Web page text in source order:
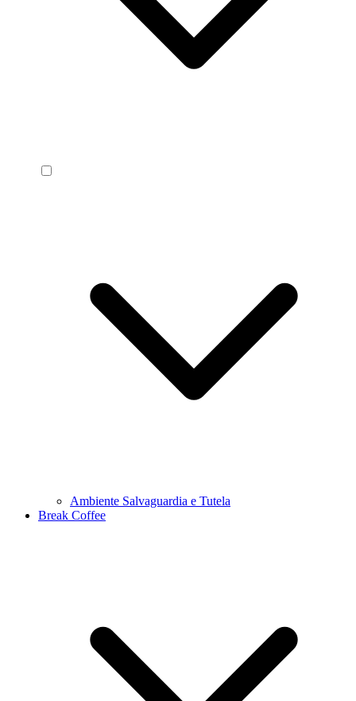
Ambiente Salvaguardia e Tutela
Break Coffee